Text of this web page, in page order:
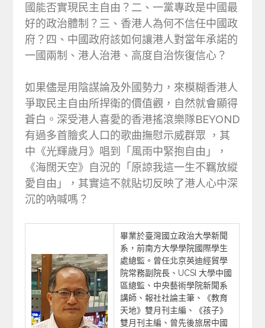
國能否實現民主自由？二、一黨專政是中國最
好的政治體制？三、香港人為何不信任中國政
府？四、中國政府該如何讓港人對當年承諾的
一國兩制、港人治港、高度自治恢復信心？
如果儘是用陰謀論及外國勢力，來模糊香港人
爭取民主自由所捍衛的價值觀，自然就會顯得
蒼白。深受港人喜愛的香港搖滾樂隊BEYOND
有過多首膾炙人口的歌曲撫慰示威群眾 ，其
中《光輝歲月》唱到「風雨中緊抱自由」，
《海闊天空》自況的「原諒我這一生不羈放縱
愛自由」，其實這不就貼切反映了港人心中深
沉的吶喊嗎？
畢業於臺灣國立政治大學新聞
系，前南方大學學院國際學生
處總監。曾任北京英迪經貿學
院常務副院長、UCSI 大學中國
區總監、中央藝術學院新聞系
講師、報社社論主筆、《教育
天地》雙月刊主編、《孩子》
雙月刊主編、曾先後旅居中國